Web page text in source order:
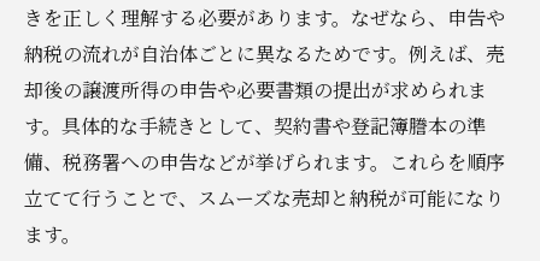
きを正しく理解する必要があります。なぜなら、申告や
納税の流れが自治体ごとに異なるためです。例えば、売
却後の譲渡所得の申告や必要書類の提出が求められま
す。具体的な手続きとして、契約書や登記簿謄本の準
備、税務署への申告などが挙げられます。これらを順序
立てて行うことで、スムーズな売却と納税が可能になり
ます。